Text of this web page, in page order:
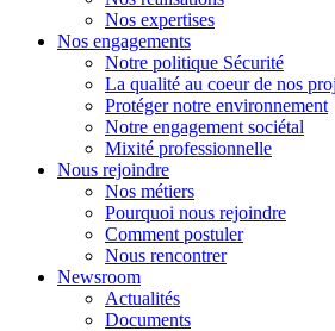
Nos expertises
Nos engagements
Notre politique Sécurité
La qualité au coeur de nos
Protéger notre environnement
Notre engagement sociétal
Mixité professionnelle
Nous rejoindre
Nos métiers
Pourquoi nous rejoindre
Comment postuler
Nous rencontrer
Newsroom
Actualités
Documents